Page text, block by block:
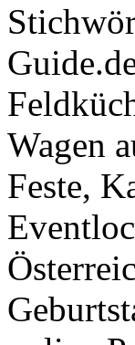
Wagen
Feste,